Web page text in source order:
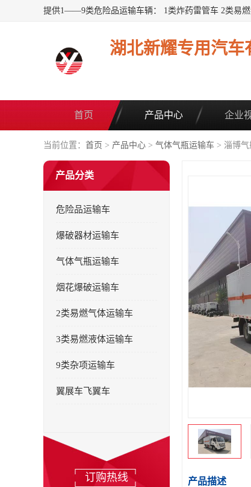
湖北新耀专用汽车
首页 产品中心 企业
当前位置： 首页 > 产品中心 > 气体气瓶运输车 > 淄博
产品分类
危险品运输车
爆破器材运输车
气体气瓶运输车
烟花爆破运输车
2类易燃气体运输车
3类易燃液体运输车
9类杂项运输车
翼展车飞翼车
订购热线 产品描述